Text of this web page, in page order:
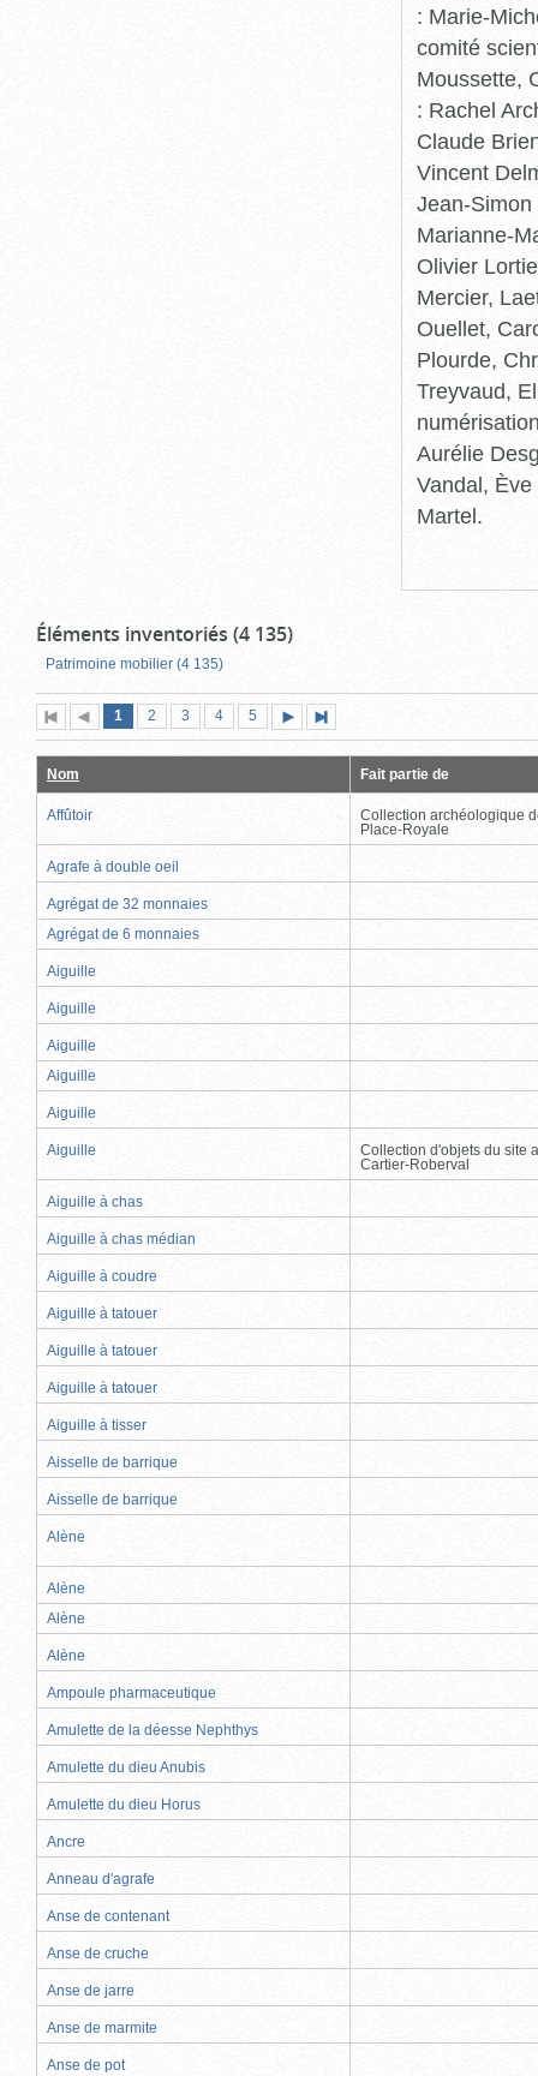
: Marie-
comité
Moussette,
: Rachel
Claude
Vincent
Jean-
Marianne-
Olivier
Mercier,
Ouellet,
Plourde,
Treyvaud,
Aurélie
Vandal,
Martel.
Éléments inventoriés (4 135)
Patrimoine mobilier (4 135)
Première
page
Page
précédente
Page
1 (page
actuelle)
Page
2 Page
3 Page
4 Page
5
suivante
page
Nom Fait partie de
Affûtoir
Collection archéologique
Place-Royale
Agrafe à double oeil
Agrégat de 32 monnaies
Agrégat de 6 monnaies
Aiguille
Aiguille
Aiguille
Aiguille
Aiguille
Aiguille
Collection d'objets du site
Cartier-Roberval
Aiguille à chas
Aiguille à chas médian
Aiguille à coudre
Aiguille à tatouer
Aiguille à tatouer
Aiguille à tatouer
Aiguille à tisser
Aisselle de barrique
Aisselle de barrique
Alène
Alène
Alène
Alène
Ampoule pharmaceutique
Amulette de la déesse Nephthys
Amulette du dieu Anubis
Amulette du dieu Horus
Ancre
Anneau d'agrafe
Anse de contenant
Anse de cruche
Anse de jarre
Anse de marmite
Anse de pot